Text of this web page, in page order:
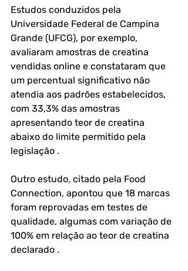
Estudos conduzidos pela
Universidade Federal de Campina
Grande (UFCG), por exemplo,
avaliaram amostras de creatina
vendidas online e constataram que
um percentual significativo não
atendia aos padrões estabelecidos,
com 33,3% das amostras
apresentando teor de creatina
abaixo do limite permitido pela
legislação .
Outro estudo, citado pela Food
Connection, apontou que 18 marcas
foram reprovadas em testes de
qualidade, algumas com variação de
100% em relação ao teor de creatina
declarado .